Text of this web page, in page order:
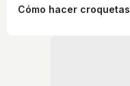
Cómo hacer croquetas